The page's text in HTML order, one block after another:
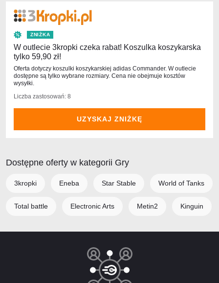
ZNIŻKA
W outlecie 3kropki czeka rabat! Koszulka koszykarska
tylko 59,90 zł!
Oferta dotyczy koszulki koszykarskiej adidas Commander. W outlecie
dostępne są tylko wybrane rozmiary. Cena nie obejmuje kosztów
wysyłki.
Liczba zastosowań: 8
UZYSKAJ ZNIŻKĘ
Dostępne oferty w kategorii Gry
3kropki Eneba Star Stable World of Tanks
Total battle Electronic Arts Metin2 Kinguin